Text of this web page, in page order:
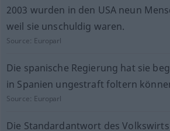
2003 wurden in den USA neun
weil sie unschuldig waren.
Source: Europarl
Die spanische Regierung hat sie
in Spanien ungestraft foltern
Source: Europarl
Die Standardantwort des